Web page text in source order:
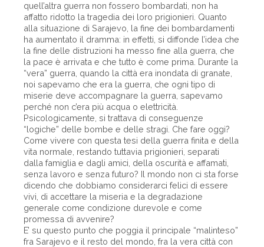
quell’altra guerra non fossero bombardati, non ha
affatto ridotto la tragedia dei loro prigionieri. Quanto
alla situazione di Sarajevo, la fine dei bombardamenti
ha aumentato il dramma: in effetti, si diffonde l’idea che
la fine delle distruzioni ha messo fine alla guerra, che
la pace è arrivata e che tutto è come prima. Durante la
“vera” guerra, quando la città era inondata di granate,
noi sapevamo che era la guerra, che ogni tipo di
miserie deve accompagnare la guerra, sapevamo
perché non c’era più acqua o elettricità.
Psicologicamente, si trattava di conseguenze
“logiche” delle bombe e delle stragi. Che fare oggi?
Come vivere con questa tesi della guerra finita e della
vita normale, restando tuttavia prigionieri, separati
dalla famiglia e dagli amici, della oscurità e affamati,
senza lavoro e senza futuro? Il mondo non ci sta forse
dicendo che dobbiamo considerarci felici di essere
vivi, di accettare la miseria e la degradazione
generale come condizione durevole e come
promessa di avvenire?
E’ su questo punto che poggia il principale “malinteso”
fra Sarajevo e il resto del mondo, fra la vera città con